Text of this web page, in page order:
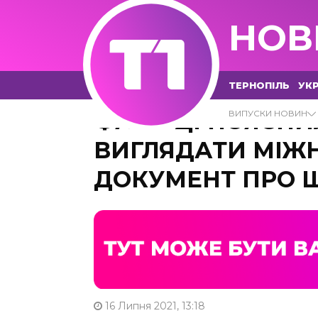
ТЕРНОПІЛЬ
ВИПУСКИ НОВИН
ФАХІВЦІ
ВИГЛЯДАТИ
ДОКУМЕНТ ПРО
16 Липня 2021, 13:18